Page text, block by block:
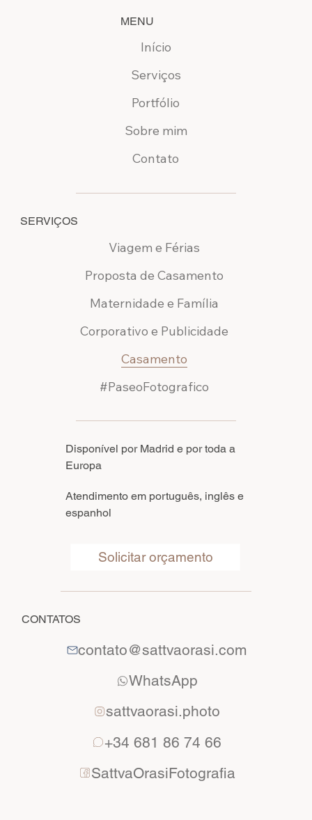
MENU
Início
Serviços
Portfólio
Sobre mim
Contato
SERVIÇOS
Viagem e Férias
Proposta de Casamento
Maternidade e Família
Corporativo e Publicidade
Casamento
#PaseoFotografico
Disponível por Madrid e por toda a
Europa
Atendimento em português, inglês e
espanhol
Solicitar orçamento
CONTATOS
contato@sattvaorasi.com
WhatsApp
+34 681 86 74 66
sattvaorasi.photo
SattvaOrasiFotografia